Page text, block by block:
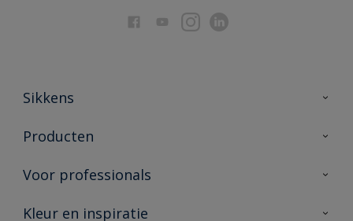
Sikkens
Over Sikkens
Duurzaamheid
Producten
Producten voor binnen
Vind je verkooppunt
Voor professionals
Advies & service
Kleur en inspiratie